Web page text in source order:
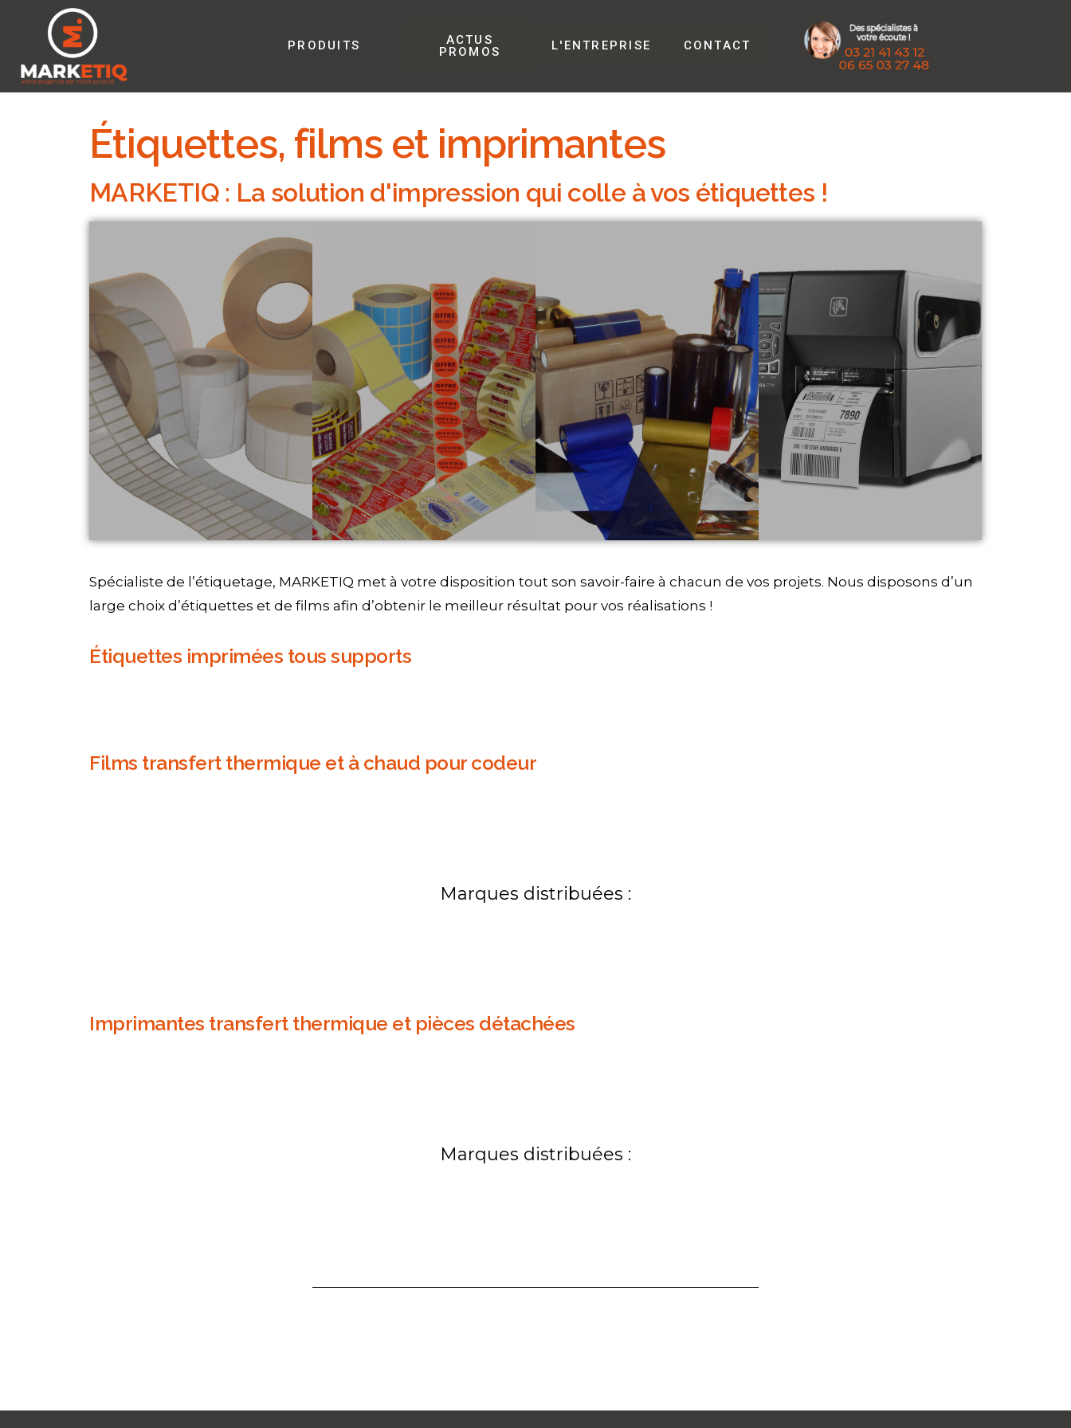
PRODUITS
ACTUS
PROMOS
L'ENTREPRISE CONTACT
Étiquettes, films et imprimantes
MARKETIQ : La solution d'impression qui colle à vos étiquettes !
Spécialiste de l’étiquetage, MARKETIQ met à votre disposition tout son savoir-faire à chacun de vos projets. Nous disposons d’un
large choix d’étiquettes et de films afin d’obtenir le meilleur résultat pour vos réalisations !
Étiquettes imprimées tous supports
Films transfert thermique et à chaud pour codeur
Marques distribuées :
Imprimantes transfert thermique et pièces détachées
Marques distribuées :